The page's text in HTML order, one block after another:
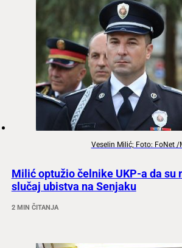
Veselin Milić; Foto: FoNet
Milić optužio čelnike UKP-a da su
slučaj ubistva na Senjaku
2 MIN ČITANJA